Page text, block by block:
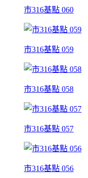
市316基點 060
市316基點 059
市316基點 058
市316基點 057
市316基點 056